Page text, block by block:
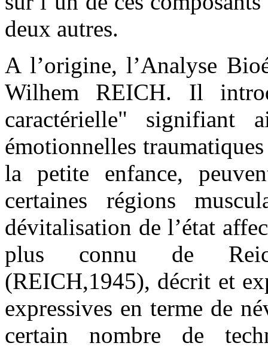
deux autres.
A l’origine, l’Analyse
Wilhem REICH. Il
caractérielle" signifiant
émotionnelles
la petite enfance,
certaines régions
dévitalisation de l’état
plus connu de
(REICH,1945), décrit et
expressives en terme de
certain nombre de